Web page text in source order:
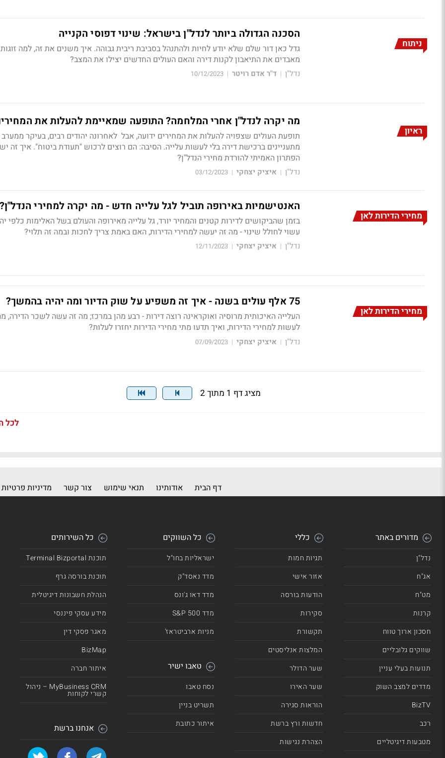
ניתוח
הסכנה הגדולה ביותר לנדל"ן בישראל: שינוי דפוסי הקנייה
גדל כאן דור שלם שלא יודע לחיות ולהתנהל בסביבת ריבית גבוהה. איך משנים את זה, למה
מאבדים את התיאבון לקנות דירה והאם העולים החדשים יצילו את המצב?
נדל"ן | ד"ר אדם רויטר |
10/12/2023
ראיון
מה יקרה לנדל"ן אחרי המלחמה? התופעה שמאיימת להעלות את
תופעת העולים שצפויה להעלות את המחירים ידועה, אבל לאחרונה יהודים רבים, בעיקר ממערב
מתעניינים ברכישת דירה בלי לעשות עלייה. הסיבה: הם רוצים לרכוש "תעודת ביטוח". איך זה
הפתרון האמיתי להורדת מחירי הנדל"ן?
נדל"ן | איציק יצחקי |
03/12/2023
מחירי הדירות לאן
האנטישמיות באירופה תוביל לגל עלייה חדש - מה יקרה למחירי הנדל"ן?
בזמן שהביקושים לדירות קטנים והמחיר יורד, גל עלייה מאירופה והעולם בשל האלימות כלפי
עשוי לחולל שינוי - מה זה יעשה למחירי הדירות, האם באמת צריך לחכות ובמה זה תלוי?
נדל"ן | איציק יצחקי |
12/11/2023
מחירי הדירות לאן
75 אלף עולים בשנה - איך זה משפיע על שוק הדיור ומה יהיה בהמשך?
העלייה האיכותית מרוסיה ואוקראינה רוצה דירות - רבע מהן במרכז; מה זה עשה לשכר הדירה,
לעשות למחירי הדירות, ואיך תדעו מתי מחירי הדירות יחזרו לעלות?
נדל"ן | איציק יצחקי |
07/09/2023
מציג דף 1 מתוך 2
לכל
דף הבית אודותינו תנאי שימוש צור קשר מדיניות פרטיות
מדורים באתר
נדל"ן
אג"ח
מט"ח
קרנות
חסכון ארוך טווח
שווקים גלובליים
תנועות בעלי עניין
מדדים למצב השוק
BizTV
רכב
מטבעות דיגיטליים
כללי
תגיות חמות
אזור אישי
הודעות בורסה
סקירות
תקשורת
המלצות אנליסטים
שער הדולר
שער האירו
הוראות סגירה
חדשות ורץ ברשת
הצהרת נגישות
כל השווקים
ישראליות בחו"ל
מדד נאסד"ק
מדד דאו ג'ונס
מדד 500 S&P
מניות ארביטראז'
טאבו ישיר
נסח טאבו
תשריט בניין
איתור כתובת
כל השירותים
תוכנת Terminal Bizportal
תוכנת בורסה גרף
הנהלת חשבונות דיגיטלית
מידע עסקי פיננסי
מאגר פסקי דין
BizMap
איתור חברה
MyBusiness CRM – ניהול
קשרי לקוחות
אנחנו ברשת